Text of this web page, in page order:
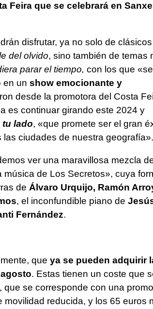
Feira que se celebrará en
disfrutar, ya no solo de
del olvido, sino también de temas
parar el tiempo, con los que
en un show emocionante y
desde la promotora del Costa
es continuar girando este 2024 y
tu lado, «que promete ser el gran
ciudades de nuestra geografía».
ver una maravillosa mezcla
de Los Secretos», cuya
de Álvaro Urquijo, Ramón
, el inconfundible piano de
Fernández.
que ya se pueden adquirir
. Estas tienen un coste que
se corresponde con una
reducida, y los 65 euros